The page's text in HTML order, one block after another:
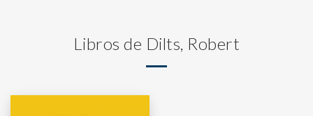
Libros de Dilts, Robert